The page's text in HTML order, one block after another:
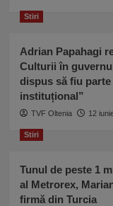
Stiri
Adrian Papahagi
Culturii în
dispus să fiu
instituțional”
TVF Oltenia 12
Stiri
Tunul de peste 1
al Metrorex,
firmă din Turcia